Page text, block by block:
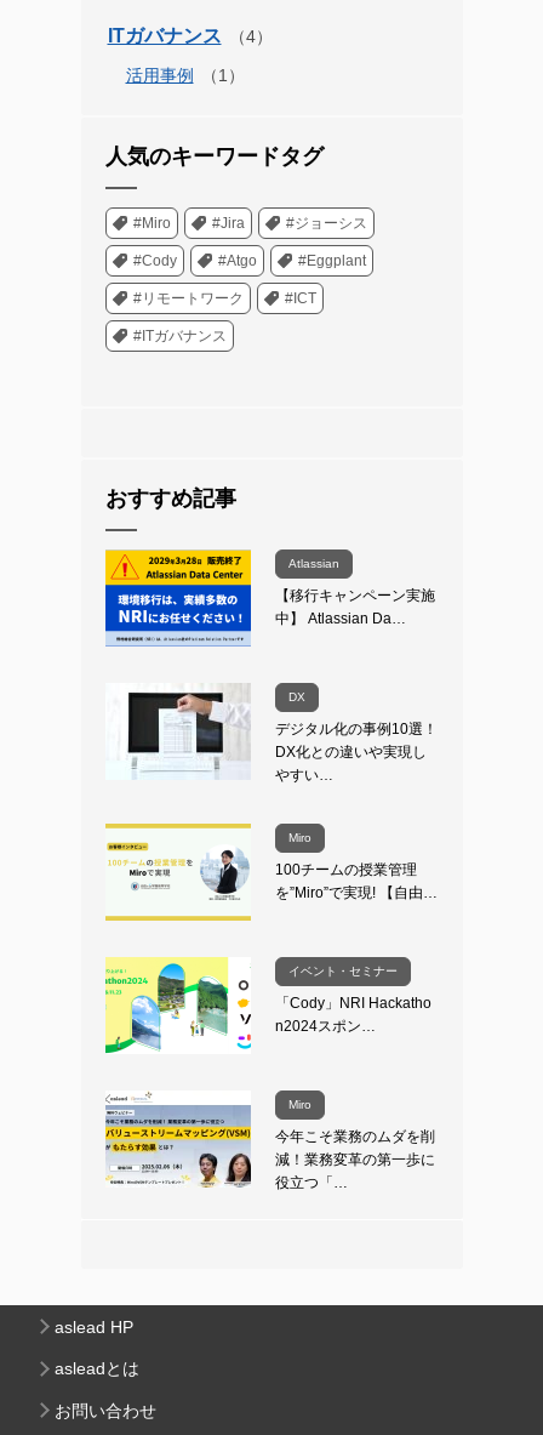
ITガバナンス
活用事例
人気のキーワードタグ
#Miro #Jira #ジョーシス
#Cody #Atgo #Eggplant
#リモートワーク #ICT
#ITガバナンス
おすすめ記事
Atlassian
【移行キャンペーン実施
中】 Atlassian Da…
DX
デジタル化の事例10選！
DX化との違いや実現し
やすい…
Miro
100チームの授業管理
を”Miro”で実現! 【自由…
イベント・セミナー
「Cody」NRI Hackatho
n2024スポン…
Miro
今年こそ業務のムダを削
減！業務変革の第一歩に
役立つ「…
aslead HP
asleadとは
お問い合わせ